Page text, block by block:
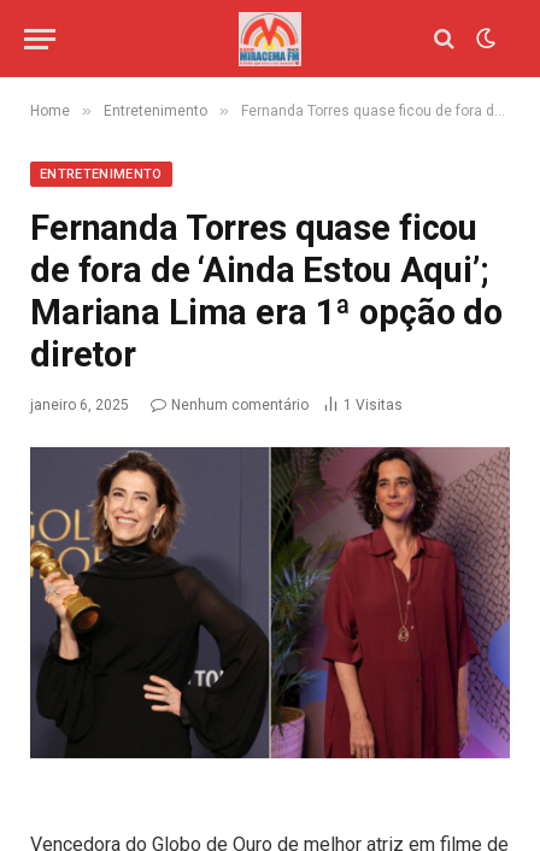
Home » Entretenimento » Fernanda Torres quase ficou de fora de ‘Ainda Estou Aqui’; Mariana Lima era 1ª opção do diretor
ENTRETENIMENTO
Fernanda Torres quase ficou
de fora de ‘Ainda Estou Aqui’;
Mariana Lima era 1ª opção do
diretor
janeiro 6, 2025 Nenhum comentário 1 Visitas
Vencedora do Globo de Ouro de melhor atriz em filme de